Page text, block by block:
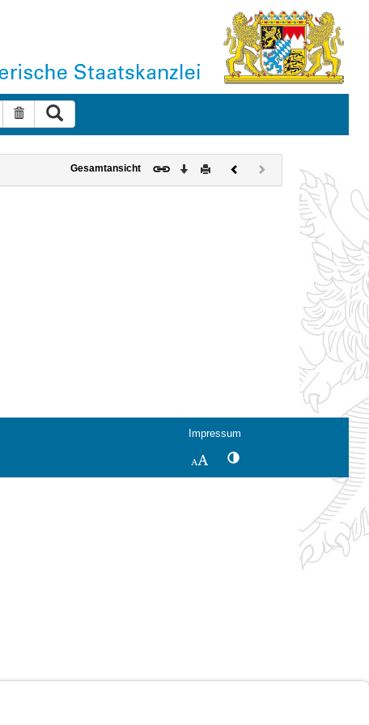
Suche zurücksetzen
Gesamtansicht Download
DruckenVorherigesNächstes
Dokument
(inaktiv)
Impressum
SchriftgrößeKontrastwechsel